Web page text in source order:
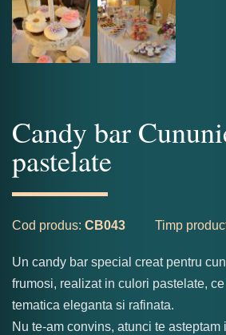
Candy bar
pastelate
Cod produs: CB043 Timp
Un candy bar special creat pentru
frumosi, realizat in culori pastelate,
tematica eleganta si rafinata.
Nu te-am convins, atunci te